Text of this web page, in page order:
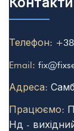
Телефон:
Email:
Адреса:
Працюємо:
Нд -